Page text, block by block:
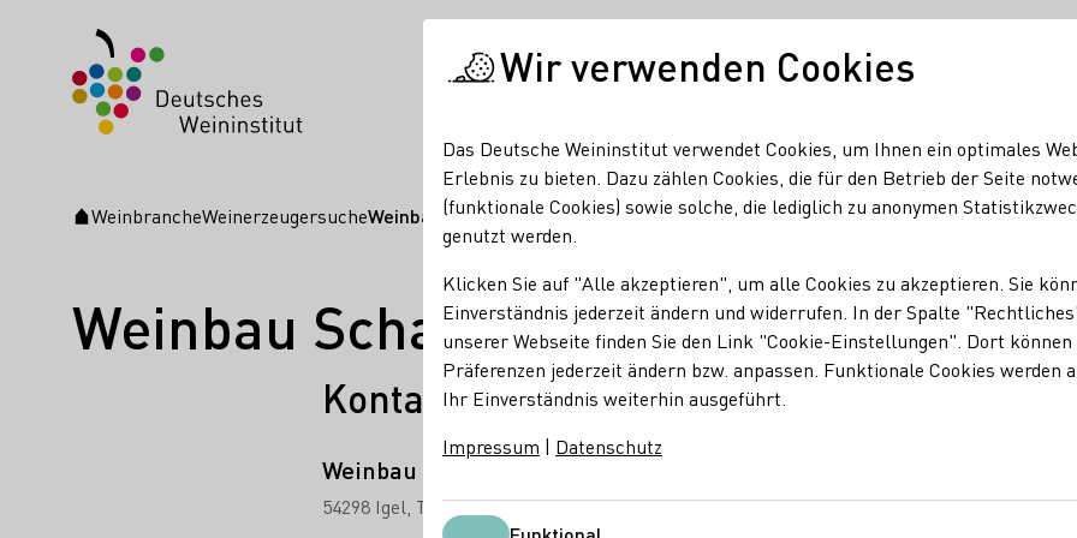
Startseite
WeinbrancheWeinerzeugersucheWeinbau Scharfbillig
Weinbau Scharfbillig
Kontakt
Weinbau Scharfbillig
54298 Igel Triererstraße 63 Mosel Deutschland
Wir verwenden Cookies
Das Deutsche Weininstitut verwendet Cookies, um Ihnen ein optimales
Erlebnis zu bieten. Dazu zählen Cookies, die für den Betrieb der Seite
(funktionale Cookies) sowie solche, die lediglich zu anonymen
genutzt werden.
Klicken Sie auf "Alle akzeptieren", um alle Cookies zu akzeptieren. Sie
Einverständnis jederzeit ändern und widerrufen. In der Spalte
unserer Webseite finden Sie den Link "Cookie-Einstellungen". Dort können
Präferenzen jederzeit ändern bzw. anpassen. Funktionale Cookies werden
Ihr Einverständnis weiterhin ausgeführt.
Impressum | Datenschutz